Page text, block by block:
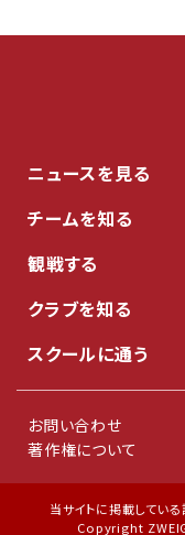
ニュースを見る
チームを知る
観戦する
クラブを知る
スクールに通う
お問い合わせ
著作権について
当サイトに掲載してい
Copyright